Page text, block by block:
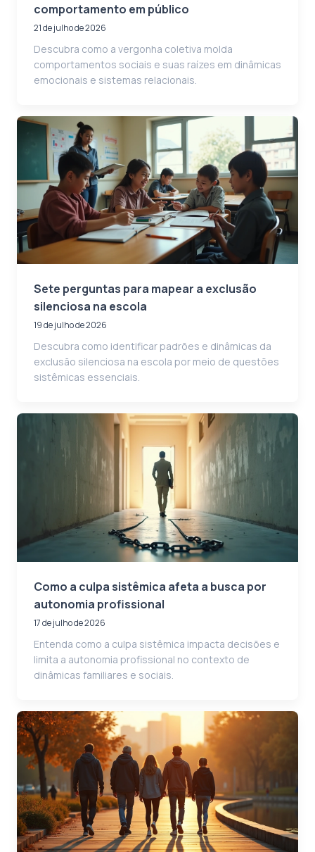
comportamento em público
21 de julho de 2026
Descubra como a vergonha coletiva molda
comportamentos sociais e suas raízes em dinâmicas
emocionais e sistemas relacionais.
Sete perguntas para mapear a exclusão
silenciosa na escola
19 de julho de 2026
Descubra como identificar padrões e dinâmicas da
exclusão silenciosa na escola por meio de questões
sistêmicas essenciais.
Como a culpa sistêmica afeta a busca por
autonomia profissional
17 de julho de 2026
Entenda como a culpa sistêmica impacta decisões e
limita a autonomia profissional no contexto de
dinâmicas familiares e sociais.